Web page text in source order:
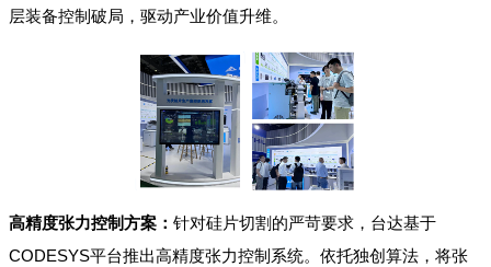
层装备控制破局，驱动产业价值升维。
高精度张力控制方案： 针对硅片切割的严苛要求，台达基于
CODESYS平台推出高精度张力控制系统。依托独创算法，将张